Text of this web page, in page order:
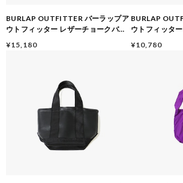
BURLAP OUTFITTER バーラップア
ウトフィッター レザーチョークバッ
ョルダーバッグ 本革 小物入れ アウト
¥15,180
BURLAP
ウトフィッタ
ミニバッグ 撥
¥10,780